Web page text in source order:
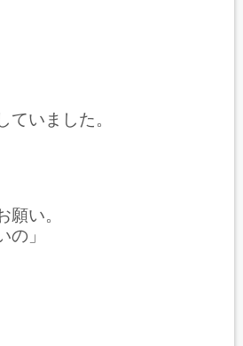
ていました。
願い。
の」